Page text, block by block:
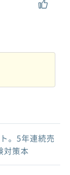
。5年連続売
対策本